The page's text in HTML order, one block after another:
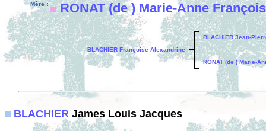
Mère : RONAT (de ) Marie-Anne
BLACHIER Françoise Alexandrine
BLACHIER Jean-
RONAT (de ) Marie-
BLACHIER James Louis Jacques